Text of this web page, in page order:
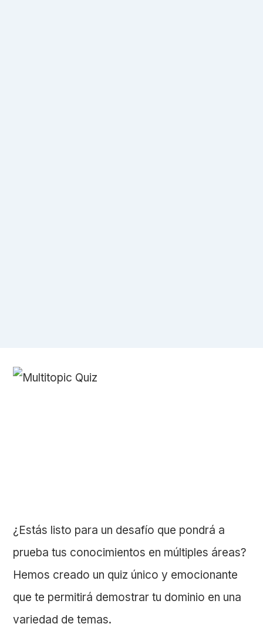
¿Estás listo para un desafío que pondrá a
prueba tus conocimientos en múltiples áreas?
Hemos creado un quiz único y emocionante
que te permitirá demostrar tu dominio en una
variedad de temas.